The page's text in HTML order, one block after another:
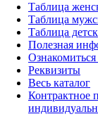
Таблица
Таблица
Таблица
Полезная
Реквизиты
Весь каталог
Контрактное